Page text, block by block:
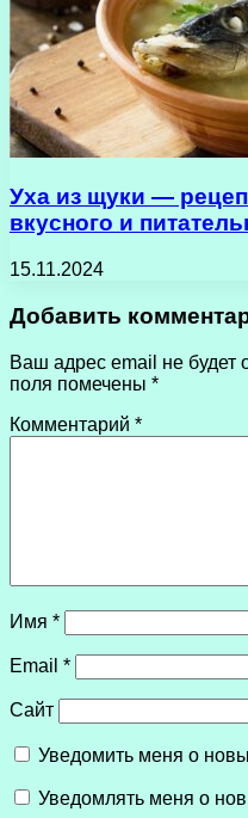
Уха из щуки —
вкусного и
15.11.2024
Добавить
Ваш адрес email не будет
поля помечены *
Комментарий *
Имя *
Email *
Сайт
Уведомить меня о
Уведомлять меня о